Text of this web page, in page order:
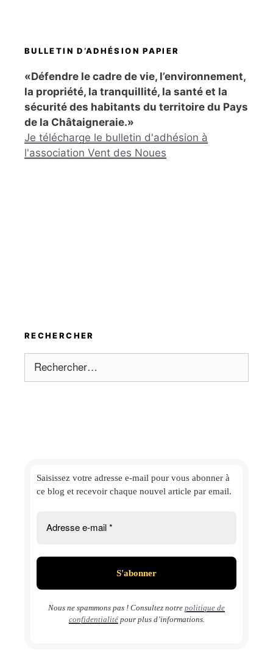
BULLETIN D’ADHÉSION PAPIER
«Défendre le cadre de vie, l’environnement,
la propriété, la tranquillité, la santé et la
sécurité des habitants du territoire du Pays
de la Châtaigneraie.»
Je télécharge le bulletin d'adhésion à
l'association Vent des Noues
RECHERCHER
Rechercher :
Saisissez votre adresse e-mail pour vous abonner à
ce blog et recevoir chaque nouvel article par email.
Nous ne spammons pas ! Consultez notre politique de
confidentialitépour plus d’informations.